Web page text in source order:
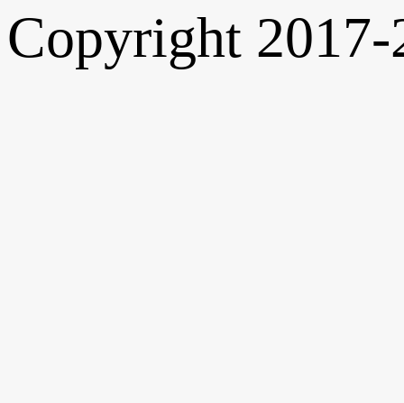
Copyright